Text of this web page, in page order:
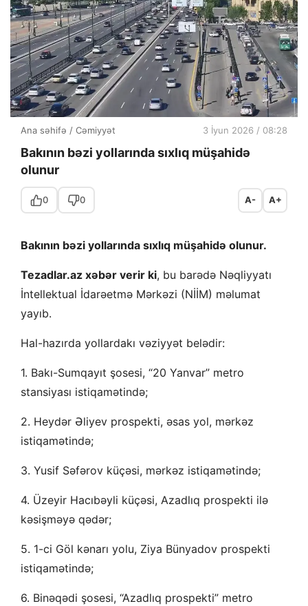
Ana səhifə / Cəmiyyət 3 İyun 2026 / 08:28
Bakının bəzi yollarında sıxlıq müşahidə
olunur
0 0 A- A+
Bakının bəzi yollarında sıxlıq müşahidə olunur.
Tezadlar.az xəbər verir ki, bu barədə Nəqliyyatı
İntellektual İdarəetmə Mərkəzi (NİİM) məlumat
yayıb.
Hal-hazırda yollardakı vəziyyət belədir:
1. Bakı-Sumqayıt şosesi, “20 Yanvar” metro
stansiyası istiqamətində;
2. Heydər Əliyev prospekti, əsas yol, mərkəz
istiqamətində;
3. Yusif Səfərov küçəsi, mərkəz istiqamətində;
4. Üzeyir Hacıbəyli küçəsi, Azadlıq prospekti ilə
kəsişməyə qədər;
5. 1-ci Göl kənarı yolu, Ziya Bünyadov prospekti
istiqamətində;
6. Binəqədi şosesi, “Azadlıq prospekti” metro